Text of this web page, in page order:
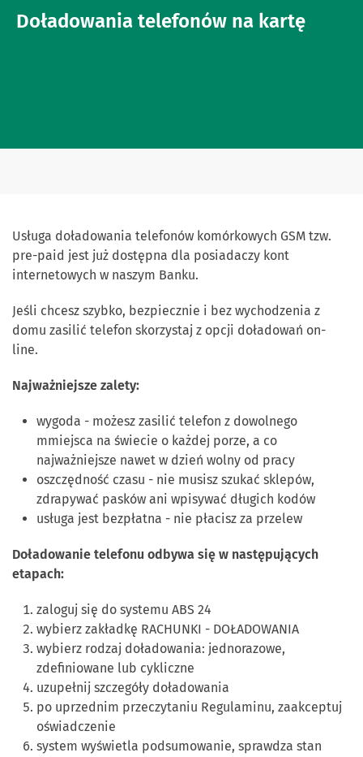
Doładowania telefonów na kartę
Usługa doładowania telefonów komórkowych GSM tzw.
pre-paid jest już dostępna dla posiadaczy kont
internetowych w naszym Banku.
Jeśli chcesz szybko, bezpiecznie i bez wychodzenia z
domu zasilić telefon skorzystaj z opcji doładowań on-
line.
Najważniejsze zalety:
wygoda - możesz zasilić telefon z dowolnego
mmiejsca na świecie o każdej porze, a co
najważniejsze nawet w dzień wolny od pracy
oszczędność czasu - nie musisz szukać sklepów,
zdrapywać pasków ani wpisywać długich kodów
usługa jest bezpłatna - nie płacisz za przelew
Doładowanie telefonu odbywa się w następujących
etapach:
zaloguj się do systemu ABS 24
wybierz zakładkę RACHUNKI - DOŁADOWANIA
wybierz rodzaj doładowania: jednorazowe,
zdefiniowane lub cykliczne
uzupełnij szczegóły doładowania
po uprzednim przeczytaniu Regulaminu, zaakceptuj
oświadczenie
system wyświetla podsumowanie, sprawdza stan